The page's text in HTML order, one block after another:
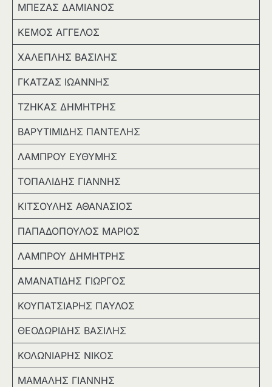
ΜΠΕΖΑΣ ΔΑΜΙΑΝΟΣ
ΚΕΜΟΣ ΑΓΓΕΛΟΣ
ΧΑΛΕΠΛΗΣ ΒΑΣΙΛΗΣ
ΓΚΑΤΖΑΣ ΙΩΑΝΝΗΣ
ΤΖΗΚΑΣ ΔΗΜΗΤΡΗΣ
ΒΑΡΥΤΙΜΙΔΗΣ ΠΑΝΤΕΛΗΣ
ΛΑΜΠΡΟΥ ΕΥΘΥΜΗΣ
ΤΟΠΑΛΙΔΗΣ ΓΙΑΝΝΗΣ
ΚΙΤΣΟΥΛΗΣ ΑΘΑΝΑΣΙΟΣ
ΠΑΠΑΔΟΠΟΥΛΟΣ ΜΑΡΙΟΣ
ΛΑΜΠΡΟΥ ΔΗΜΗΤΡΗΣ
ΑΜΑΝΑΤΙΔΗΣ ΓΙΩΡΓΟΣ
ΚΟΥΠΑΤΣΙΑΡΗΣ ΠΑΥΛΟΣ
ΘΕΟΔΩΡΙΔΗΣ ΒΑΣΙΛΗΣ
ΚΟΛΩΝΙΑΡΗΣ ΝΙΚΟΣ
ΜΑΜΑΛΗΣ ΓΙΑΝΝΗΣ